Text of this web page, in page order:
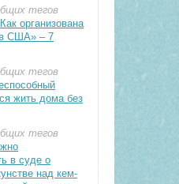
тегов
организована
в США» – 7
тегов
жить дома без
тегов
в суде о
над кем-